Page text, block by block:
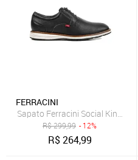
FERRACINI
Sapato Ferracini Social
R$299,99 - 12%
R$264,99